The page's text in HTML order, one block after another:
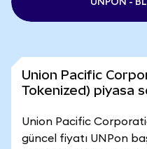
UNPON -
Union Pacific
Tokenized) piyasa
Union Pacific
güncel fiyatı UNPon